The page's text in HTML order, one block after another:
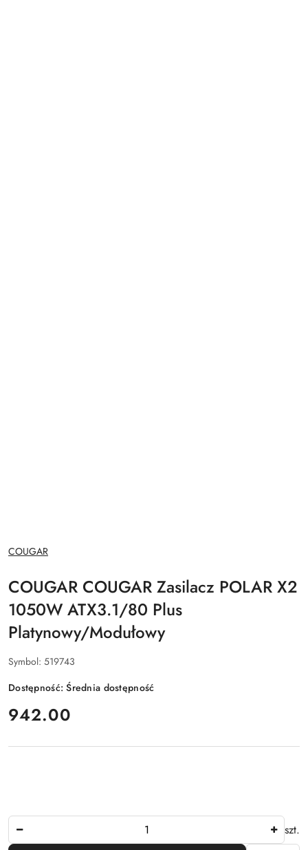
NAZWA
PRODUCENTA:
COUGAR
COUGAR COUGAR Zasilacz POLAR X2
1050W ATX3.1/80 Plus
Platynowy/Modułowy
Symbol: 519743
Dostępność:Średnia dostępność
cena:
942.00
szt.